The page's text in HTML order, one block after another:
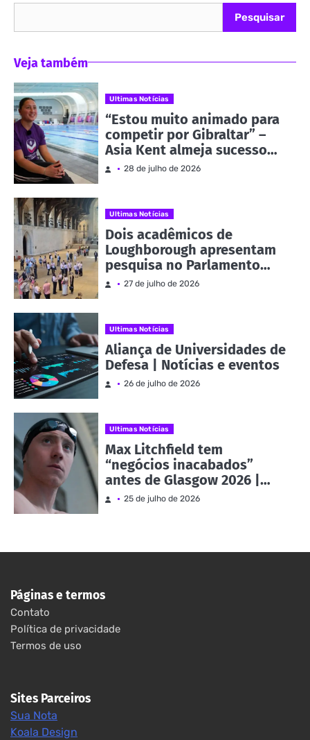
Pesquisar
Veja também
Ultimas Notícias
“Estou muito animado para
competir por Gibraltar” –
Asia Kent almeja sucesso
nos Jogos da
28 de julho de 2026
Ultimas Notícias
Dois acadêmicos de
Loughborough apresentam
pesquisa no Parlamento
como parte da Evidence
27 de julho de 2026
Ultimas Notícias
Aliança de Universidades de
Defesa | Notícias e eventos
26 de julho de 2026
Ultimas Notícias
Max Litchfield tem
“negócios inacabados”
antes de Glasgow 2026 |
Notícias e eventos
25 de julho de 2026
Páginas e termos
Contato
Política de privacidade
Termos de uso
Sites Parceiros
Sua Nota
Koala Design